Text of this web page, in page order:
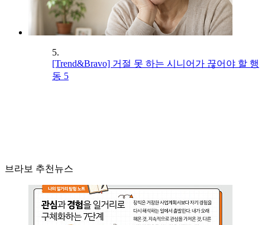
5.
[Trend&Bravo] 거절 못 하는 시니어가 끊어야 할 행
동 5
브라보 추천뉴스